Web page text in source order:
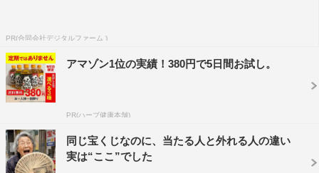
『ミュージックステーション』
テレビ朝日系
8月24日（金）後8・00
タモリ／弘中綾香（テレビ朝日アナウンサー）
＜出演予定アーティストと演奏予定楽曲＞
PR(合同会社デジタルファーム )
アマゾン1位の実績！380円で5日間お試し。
PR(ハーブ健康本舗)
同じ宝くじなのに、当たる人と外れる人の違い
実は“ここ”でした